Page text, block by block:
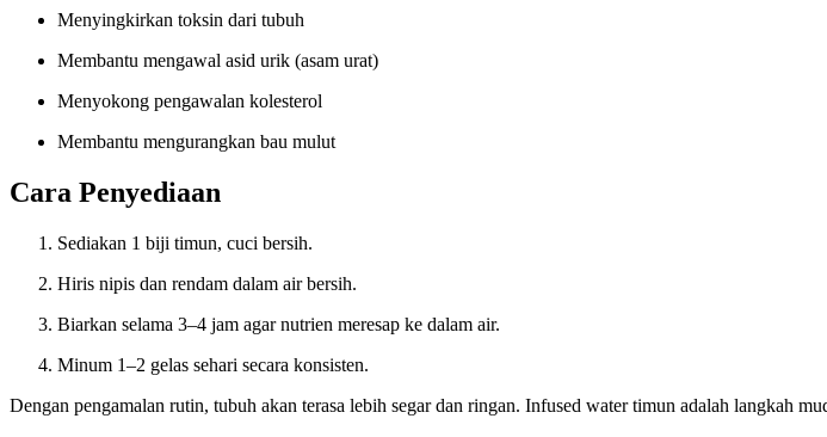
Menyingkirkan toksin dari tubuh
Membantu mengawal asid urik (asam urat)
Menyokong pengawalan kolesterol
Membantu mengurangkan bau mulut
Cara Penyediaan
Sediakan 1 biji timun, cuci bersih.
Hiris nipis dan rendam dalam air bersih.
Biarkan selama 3–4 jam agar nutrien meresap ke dalam air.
Minum 1–2 gelas sehari secara konsisten.
Dengan pengamalan rutin, tubuh akan terasa lebih segar dan ringan. Infused water timun adalah langkah